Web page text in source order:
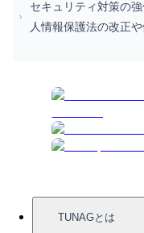
セキュリティ対策の
人情報保護法の改正
TUNAGとは